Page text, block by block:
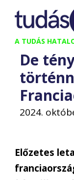
Kilépés
tartalomba
A TUDÁS
De
2024.
Előzetes